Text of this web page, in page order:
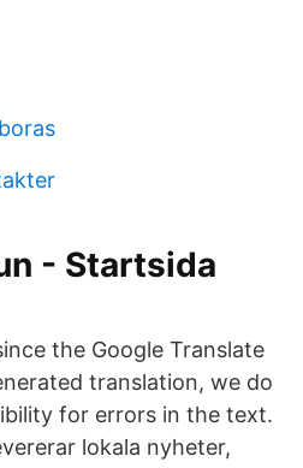
- Startsida
the Google Translate
translation, we do
for errors in the text.
lokala nyheter,